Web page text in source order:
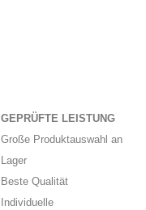
GEPRÜFTE LEISTUNG
Große Produktauswahl an
Lager
Beste Qualität
Individuelle